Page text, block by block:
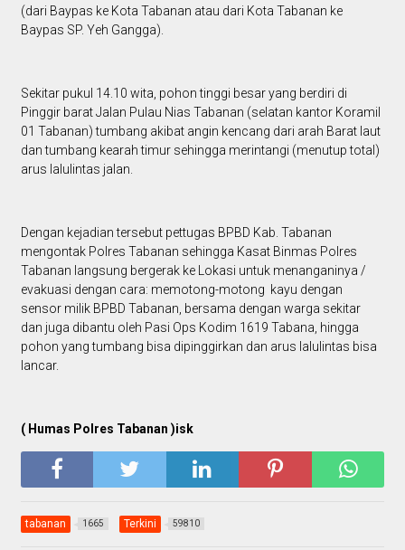
(dari Baypas ke Kota Tabanan atau dari Kota Tabanan ke
Baypas SP. Yeh Gangga).
Sekitar pukul 14.10 wita, pohon tinggi besar yang berdiri di
Pinggir barat Jalan Pulau Nias Tabanan (selatan kantor Koramil
01 Tabanan) tumbang akibat angin kencang dari arah Barat laut
dan tumbang kearah timur sehingga merintangi (menutup total)
arus lalulintas jalan.
Dengan kejadian tersebut pettugas BPBD Kab. Tabanan
mengontak Polres Tabanan sehingga Kasat Binmas Polres
Tabanan langsung bergerak ke Lokasi untuk menanganinya /
evakuasi dengan cara: memotong-motong kayu dengan
sensor milik BPBD Tabanan, bersama dengan warga sekitar
dan juga dibantu oleh Pasi Ops Kodim 1619 Tabana, hingga
pohon yang tumbang bisa dipinggirkan dan arus lalulintas bisa
lancar.
( Humas Polres Tabanan )isk
tabanan 1665 Terkini 59810